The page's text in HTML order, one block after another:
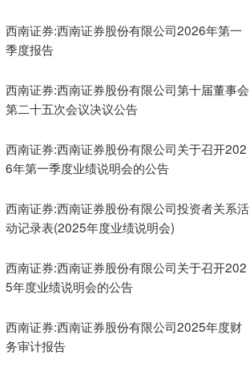
西南证券:西南证券股份有限公司2026年第一
季度报告
西南证券:西南证券股份有限公司第十届董事会
第二十五次会议决议公告
西南证券:西南证券股份有限公司关于召开202
6年第一季度业绩说明会的公告
西南证券:西南证券股份有限公司投资者关系活
动记录表(2025年度业绩说明会)
西南证券:西南证券股份有限公司关于召开202
5年度业绩说明会的公告
西南证券:西南证券股份有限公司2025年度财
务审计报告